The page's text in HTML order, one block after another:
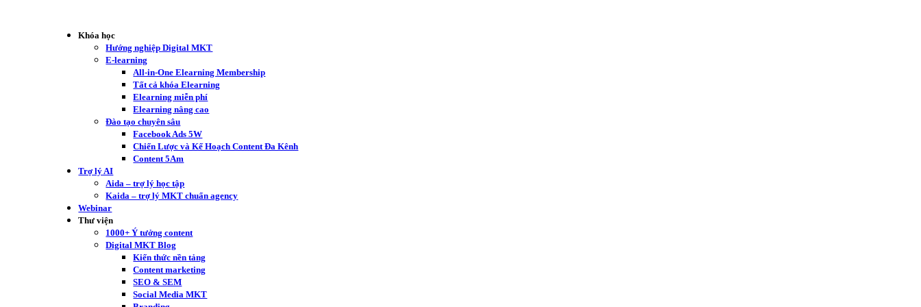
Khóa học
Hướng nghiệp Digital MKT
E-learning
All-in-One Elearning Membership
Tất cả khóa Elearning
Elearning miễn phí
Elearning nâng cao
Đào tạo chuyên sâu
Facebook Ads 5W
Chiến Lược và Kế Hoạch Content Đa Kênh
Content 5Am
Trợ lý AI
Aida – trợ lý học tập
Kaida – trợ lý MKT chuẩn agency
Webinar
Thư viện
1000+ Ý tưởng content
Digital MKT Blog
Kiến thức nền tảng
Content marketing
SEO & SEM
Social Media MKT